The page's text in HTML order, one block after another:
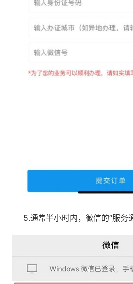
5.通常半小时内，微信的“服务